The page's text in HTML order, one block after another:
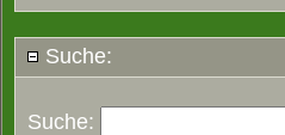
Suche:
Suche: